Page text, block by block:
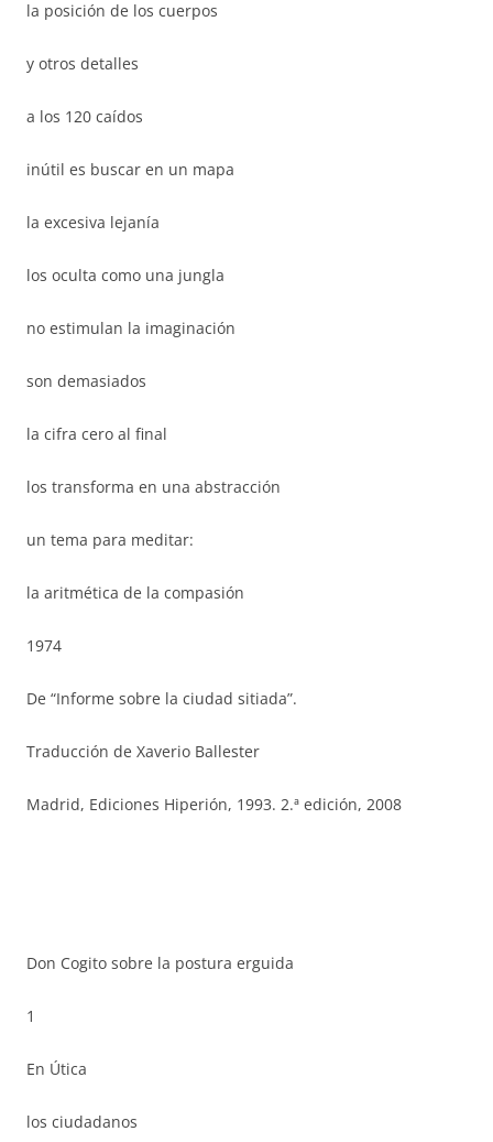
la posición de los cuerpos
y otros detalles
a los 120 caídos
inútil es buscar en un mapa
la excesiva lejanía
los oculta como una jungla
no estimulan la imaginación
son demasiados
la cifra cero al final
los transforma en una abstracción
un tema para meditar:
la aritmética de la compasión
1974
De “Informe sobre la ciudad sitiada”.
Traducción de Xaverio Ballester
Madrid, Ediciones Hiperión, 1993. 2.ª edición, 2008
Don Cogito sobre la postura erguida
1
En Útica
los ciudadanos